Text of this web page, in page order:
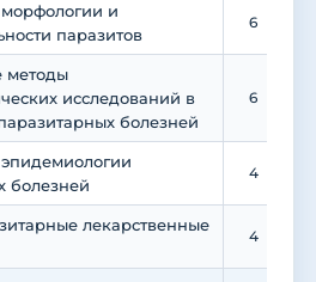
и
паразитов
6
методы
исследований в
болезней
6
болезней
4
лекарственные
4